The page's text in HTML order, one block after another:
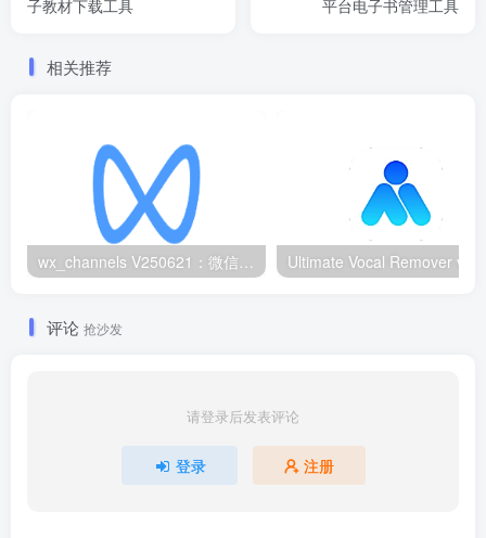
子教材下载工具
平台电子书管理工具
相关推荐
评论 抢沙发
请登录后发表评论
登录 注册